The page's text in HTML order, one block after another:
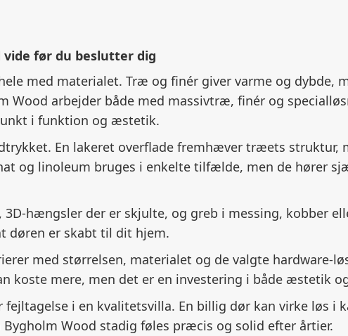
vide før du beslutter dig
med materialet. Træ og finér giver varme og dybde,
arbejder både med massivtræ, finér og
i funktion og æstetik.
En lakeret overflade fremhæver træets struktur,
og linoleum bruges i enkelte tilfælde, men de hører
hængsler der er skjulte, og greb i messing, kobber
døren er skabt til dit hjem.
med størrelsen, materialet og de valgte hardware-
koste mere, men det er en investering i både æstetik
i en kvalitetsvilla. En billig dør kan virke løs i
Wood stadig føles præcis og solid efter årtier.